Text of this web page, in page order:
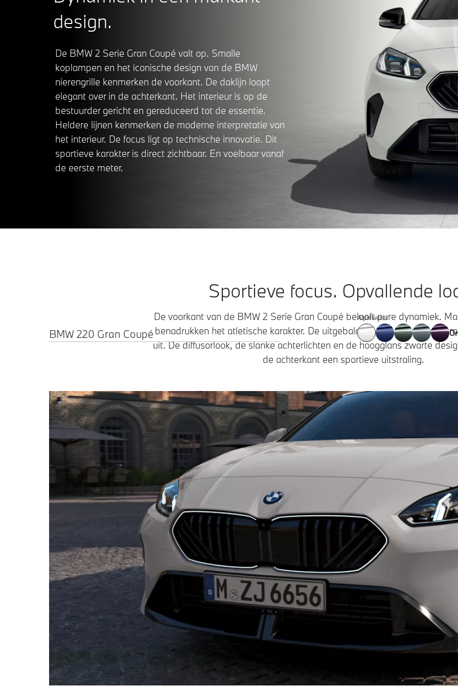
design.
De BMW 2 Serie Gran Coupé valt op. Smalle
koplampen en het iconische design van de BMW
nierengrille kenmerken de voorkant. De daklijn loopt
elegant over in de achterkant. Het interieur is op de
bestuurder gericht en gereduceerd tot de essentie.
Heldere lijnen kenmerken de moderne interpretatie van
het interieur. De focus ligt op technische innovatie. Dit
sportieve karakter is direct zichtbaar. En voelbaar vanaf
de eerste meter.
Sportieve focus. Opvallende
De voorkant van de BMW 2 Serie Gran Coupé belooft pure dynamiek.
benadrukken het atletische karakter. De uitgebalanceerde proporties
uit. De diffusorlook, de slanke achterlichten en de hoogglans zwarte
de achterkant een sportieve uitstraling.
BMW 220 Gran Coupé
Alpinweiss